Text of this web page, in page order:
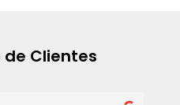
Clientes